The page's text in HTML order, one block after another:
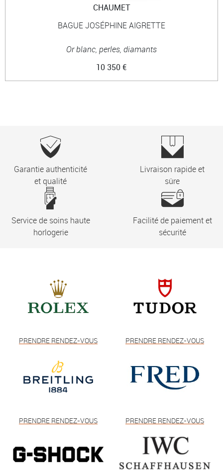
CHAUMET
BAGUE JOSÉPHINE AIGRETTE
Or blanc, perles, diamants
10 350 €
Garantie authenticité
et qualité
Livraison rapide et
sûre
Service de soins haute
horlogerie
Facilité de paiement et
sécurité
PRENDRE RENDEZ-VOUS PRENDRE RENDEZ-VOUS
PRENDRE RENDEZ-VOUS PRENDRE RENDEZ-VOUS